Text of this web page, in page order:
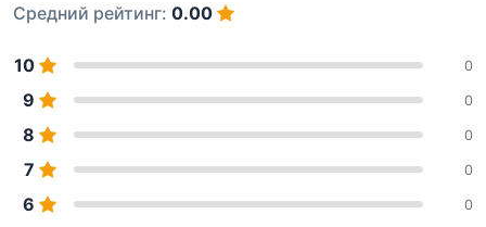
Средний рейтинг: 0.00
10 0
9 0
8 0
7 0
6 0